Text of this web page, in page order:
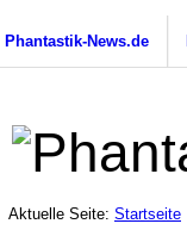
Phantastik-News.de
Aktuelle Seite: Startseite